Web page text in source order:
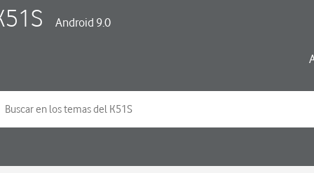
Android 9.0